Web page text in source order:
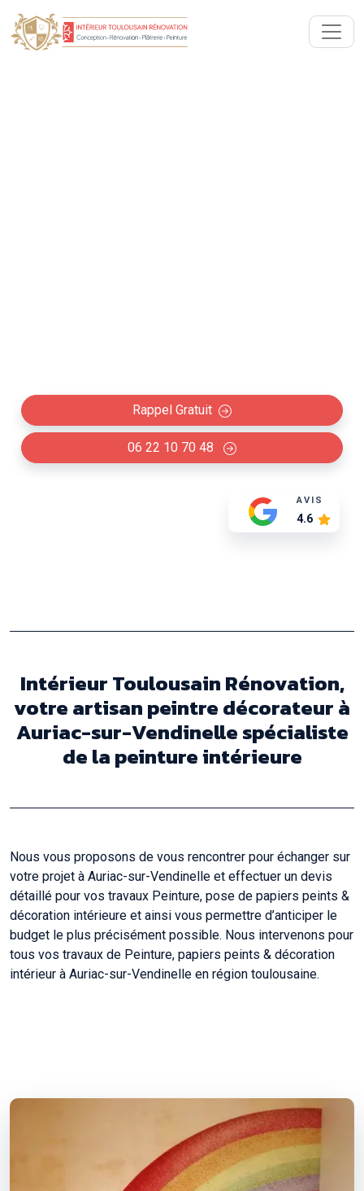
Rappel Gratuit
06 22 10 70 48
AVIS
4.6
Intérieur Toulousain Rénovation,
votre artisan peintre décorateur à
Auriac-sur-Vendinelle spécialiste
de la peinture intérieure
Nous vous proposons de vous rencontrer pour échanger sur
votre projet à Auriac-sur-Vendinelle et effectuer un devis
détaillé pour vos travaux Peinture, pose de papiers peints &
décoration intérieure et ainsi vous permettre d’anticiper le
budget le plus précisément possible. Nous intervenons pour
tous vos travaux de Peinture, papiers peints & décoration
intérieur à Auriac-sur-Vendinelle en région toulousaine.